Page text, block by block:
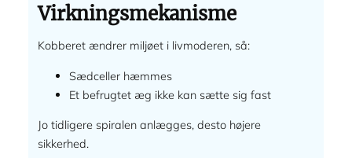
Virkningsmekanisme
Kobberet ændrer miljøet i livmoderen, så:
Sædceller hæmmes
Et befrugtet æg ikke kan sætte sig fast
Jo tidligere spiralen anlægges, desto højere
sikkerhed.